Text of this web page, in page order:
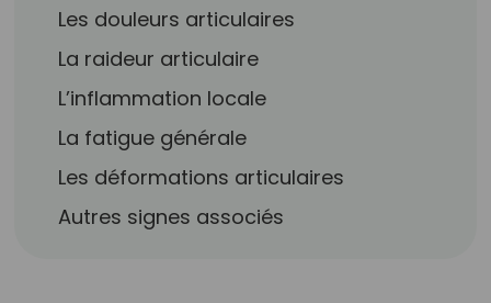
Les douleurs articulaires
La raideur articulaire
L’inflammation locale
La fatigue générale
Les déformations articulaires
Autres signes associés